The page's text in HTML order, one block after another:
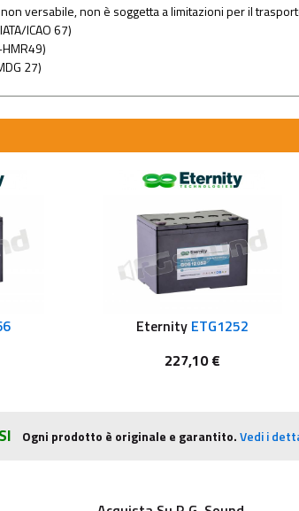
versabile, non è soggetta a limitazioni per il
ICAO 67)
27)
Eternity ETG1252
227,10 €
Ogni prodotto è originale e garantito.Vedi i